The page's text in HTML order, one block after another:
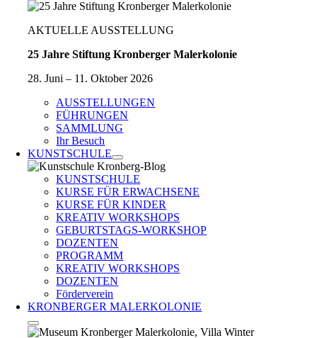
AKTUELLE AUSSTELLUNG
25 Jahre Stiftung Kronberger Malerkolonie
28. Juni – 11. Oktober 2026
AUSSTELLUNGEN
FÜHRUNGEN
SAMMLUNG
Ihr Besuch
KUNSTSCHULE
KUNSTSCHULE
KURSE FÜR ERWACHSENE
KURSE FÜR KINDER
KREATIV WORKSHOPS
GEBURTSTAGS-WORKSHOP
DOZENTEN
PROGRAMM
KREATIV WORKSHOPS
DOZENTEN
Förderverein
KRONBERGER MALERKOLONIE